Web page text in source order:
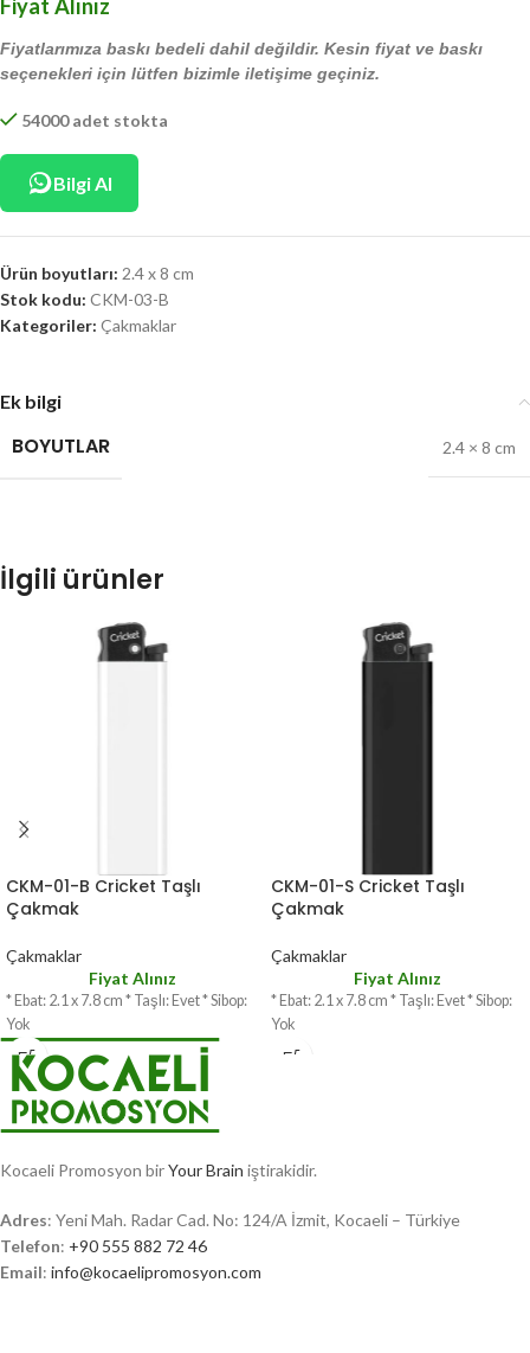
Fiyat Alınız
Fiyatlarımıza baskı bedeli dahil değildir. Kesin fiyat ve baskı
seçenekleri için lütfen bizimle iletişime geçiniz.
54000 adet stokta
Bilgi Al
Ürün boyutları: 2.4 x 8 cm
Stok kodu: CKM-03-B
Kategoriler: Çakmaklar
Ek bilgi
BOYUTLAR 2.4 × 8 cm
İlgili ürünler
CKM-01-B Cricket Taşlı
Çakmak
Çakmaklar
Fiyat Alınız
* Ebat: 2.1 x 7.8 cm * Taşlı: Evet * Sibop:
Yok
CKM-01-S Cricket Taşlı
Çakmak
Çakmaklar
Fiyat Alınız
* Ebat: 2.1 x 7.8 cm * Taşlı: Evet * Sibop:
Yok
Kocaeli Promosyon birYour Brain iştirakidir.
Adres: Yeni Mah. Radar Cad. No: 124/A İzmit, Kocaeli – Türkiye
Telefon: +90 555 882 72 46
Email: info@kocaelipromosyon.com